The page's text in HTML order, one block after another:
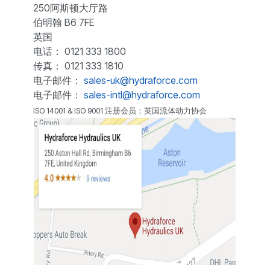
250阿斯顿大厅路
伯明翰 B6 7FE
英国
电话： 0121 333 1800
传真： 0121 333 1810
电子邮件： sales-uk@hydraforce.com
电子邮件： sales-intl@hydraforce.com
ISO 14001 & ISO 9001 注册会员：英国流体动力协会